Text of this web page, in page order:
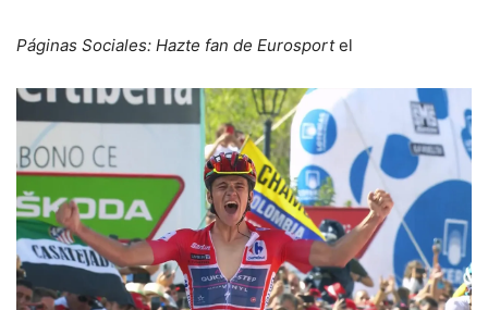
Páginas Sociales: Hazte fan de Eurosportel